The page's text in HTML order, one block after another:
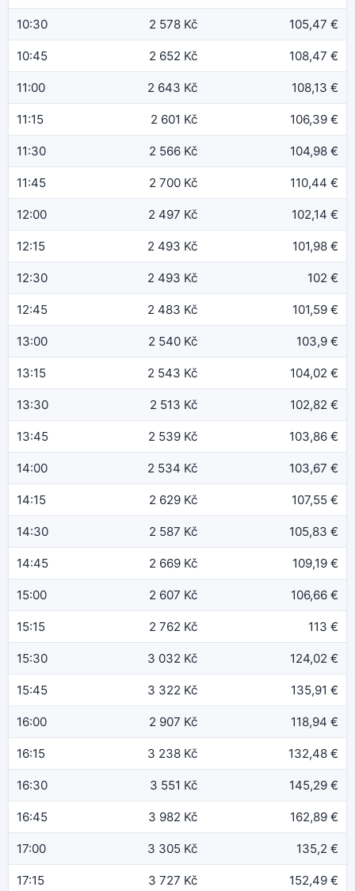
10:30 2 578 Kč 105,47 €
10:45 2 652 Kč 108,47 €
11:00 2 643 Kč 108,13 €
11:15 2 601 Kč 106,39 €
11:30 2 566 Kč 104,98 €
11:45 2 700 Kč 110,44 €
12:00 2 497 Kč 102,14 €
12:15 2 493 Kč 101,98 €
12:30 2 493 Kč 102 €
12:45 2 483 Kč 101,59 €
13:00 2 540 Kč 103,9 €
13:15 2 543 Kč 104,02 €
13:30 2 513 Kč 102,82 €
13:45 2 539 Kč 103,86 €
14:00 2 534 Kč 103,67 €
14:15 2 629 Kč 107,55 €
14:30 2 587 Kč 105,83 €
14:45 2 669 Kč 109,19 €
15:00 2 607 Kč 106,66 €
15:15 2 762 Kč 113 €
15:30 3 032 Kč 124,02 €
15:45 3 322 Kč 135,91 €
16:00 2 907 Kč 118,94 €
16:15 3 238 Kč 132,48 €
16:30 3 551 Kč 145,29 €
16:45 3 982 Kč 162,89 €
17:00 3 305 Kč 135,2 €
17:15 3 727 Kč 152,49 €